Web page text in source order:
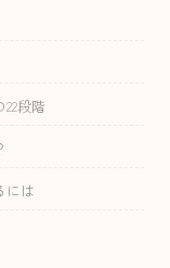
段階
には